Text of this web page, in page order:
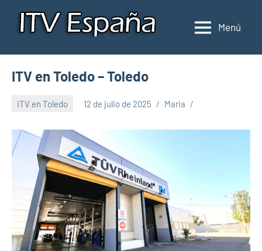
Inspección
de
Donde
España
Menú
ITV en Toledo – Toledo
ITV en Toledo 12 de julio de 2025 Maria